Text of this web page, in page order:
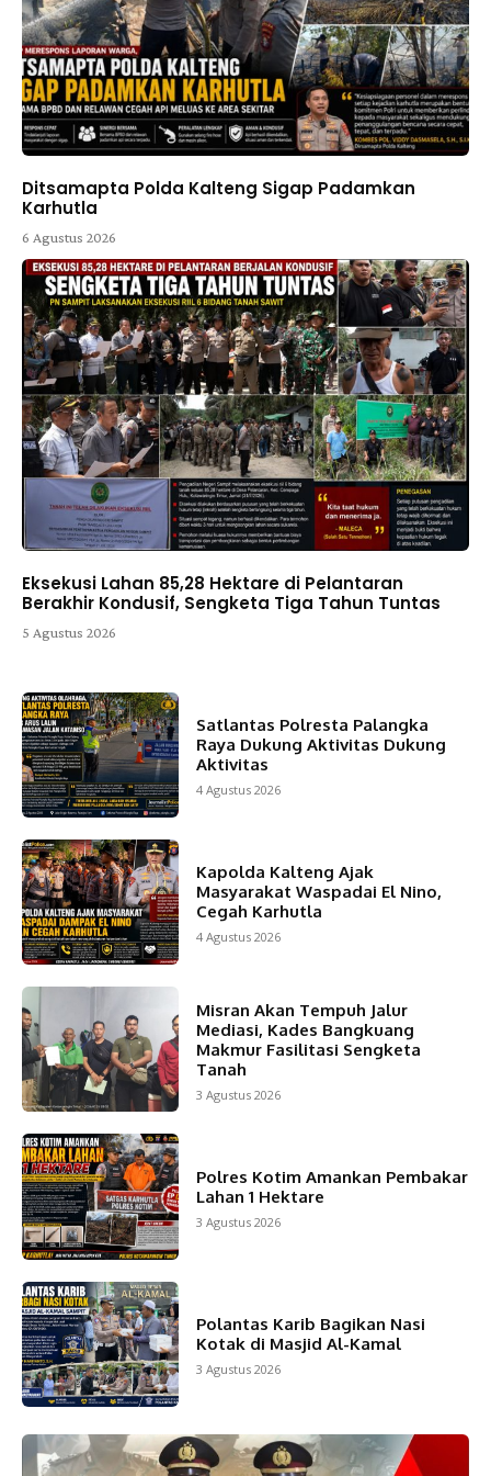
Ditsamapta Polda Kalteng Sigap Padamkan
Karhutla
6 Agustus 2026
Eksekusi Lahan 85,28 Hektare di Pelantaran
Berakhir Kondusif, Sengketa Tiga Tahun Tuntas
5 Agustus 2026
Satlantas Polresta Palangka
Raya Dukung Aktivitas Dukung
Aktivitas
4 Agustus 2026
Kapolda Kalteng Ajak
Masyarakat Waspadai El Nino,
Cegah Karhutla
4 Agustus 2026
Misran Akan Tempuh Jalur
Mediasi, Kades Bangkuang
Makmur Fasilitasi Sengketa
Tanah
3 Agustus 2026
Polres Kotim Amankan Pembakar
Lahan 1 Hektare
3 Agustus 2026
Polantas Karib Bagikan Nasi
Kotak di Masjid Al-Kamal
3 Agustus 2026